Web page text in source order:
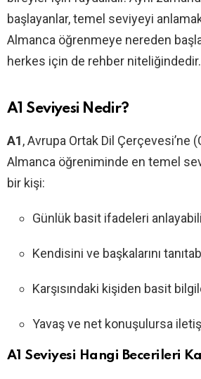
başlayanlar, temel seviyeyi
Almanca öğrenmeye nereden
herkes için de rehber niteliğindedir.
A1 Seviyesi Nedir?
A1, Avrupa Ortak Dil Çerçevesi’ne
Almanca öğreniminde en temel
bir kişi:
Günlük basit ifadeleri
Kendisini ve başkalarını
Karşısındaki kişiden basit
Yavaş ve net konuşulursa
A1 Seviyesi Hangi Becerileri